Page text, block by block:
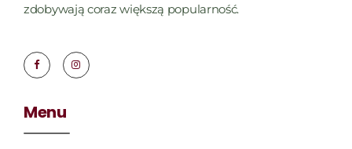
zdobywają coraz większą popularność.
Menu